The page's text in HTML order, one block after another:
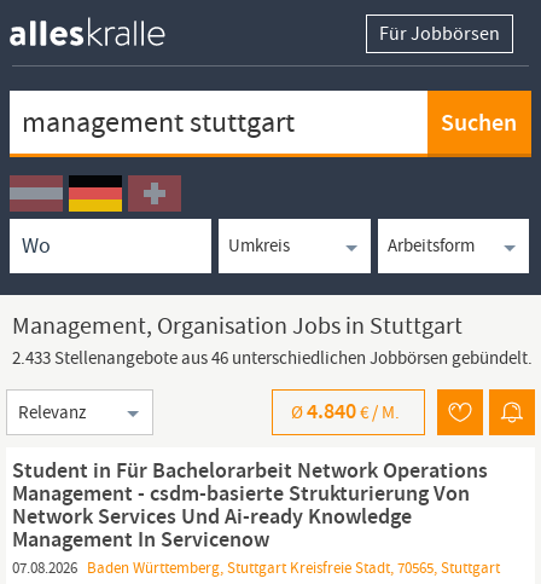
Für Jobbörsen
Ortssuche
Umkreissuche
Arbeitsform
Management, Organisation Jobs in Stuttgart
2.433 Stellenangebote aus 46 unterschiedlichen Jobbörsen gebündelt.
Sortierung
Ø4.840€ / M.
Student in Für Bachelorarbeit Network Operations
Management - csdm-basierte Strukturierung Von
Network Services Und Ai-ready Knowledge
Management In Servicenow
07.08.2026 Baden Württemberg, Stuttgart Kreisfreie Stadt, 70565, Stuttgart